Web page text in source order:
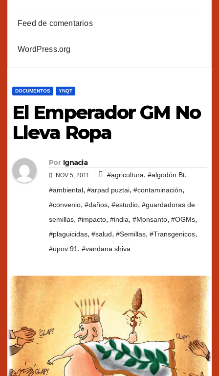
Feed de comentarios
WordPress.org
DOCUMENTOS YNQT
El Emperador GM No
Lleva Ropa
Por Ignacia
NOV 5, 2011 #agricultura, #algodón Bt,
#ambiental, #arpad puztai, #contaminación,
#convenio, #daños, #estudio, #guardadoras de
semillas, #impacto, #india, #Monsanto, #OGMs,
#plaguicidas, #salud, #Semillas, #Transgenicos,
#upov 91, #vandana shiva